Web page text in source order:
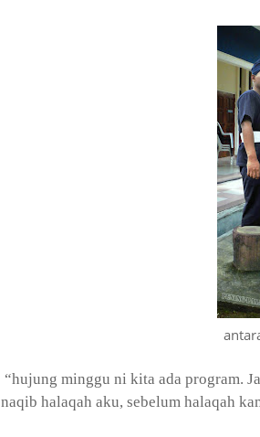
“hujung minggu ni kita ada program.
naqib halaqah aku, sebelum halaqah